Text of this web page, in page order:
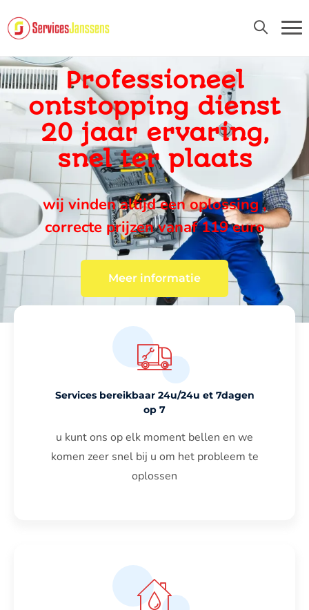
Professioneel
ontstopping dienst
20 jaar ervaring,
snel ter plaats
wij vinden altijd een oplossing ,
correcte prijzen vanaf 119 euro
Meer informatie
Services bereikbaar 24u/24u et 7dagen
op 7
u kunt ons op elk moment bellen en we
komen zeer snel bij u om het probleem te
oplossen